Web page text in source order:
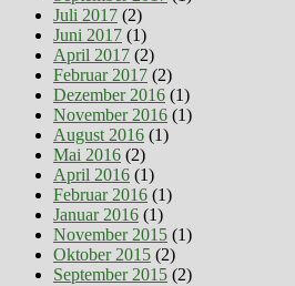
Juli 2017 (2)
Juni 2017 (1)
April 2017 (2)
Februar 2017 (2)
Dezember 2016 (1)
November 2016 (1)
August 2016 (1)
Mai 2016 (2)
April 2016 (1)
Februar 2016 (1)
Januar 2016 (1)
November 2015 (1)
Oktober 2015 (2)
September 2015 (2)